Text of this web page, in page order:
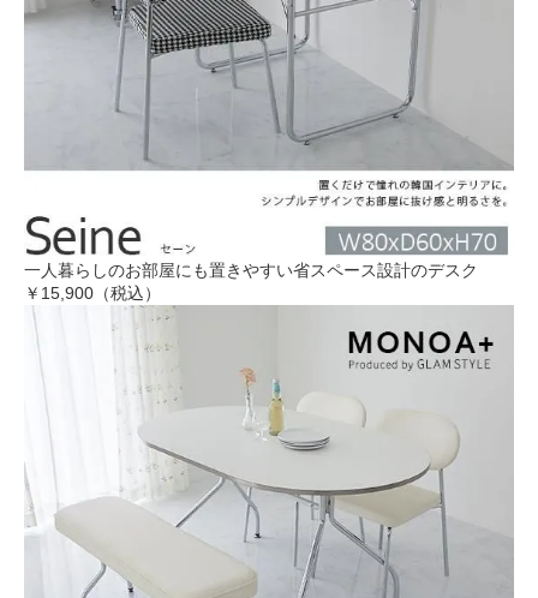
一人暮らしのお部屋にも置きやすい省スペース設計のデスク
￥15,900（税込）